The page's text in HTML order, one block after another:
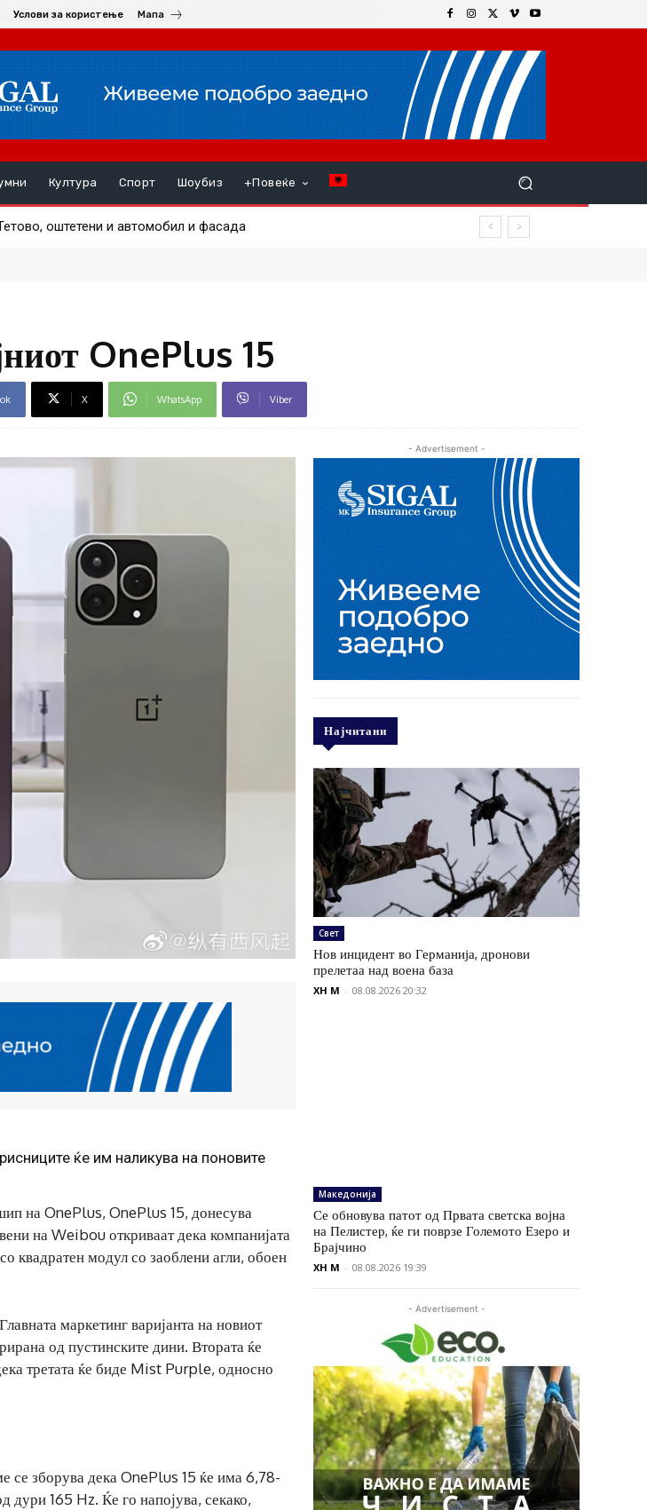
Услови за користење Мапа
Култура Спорт Шоубиз +Повеќе
над воена база
оштетени и автомобил и фасада
OnePlus 15
X WhatsApp Viber
ќе им наликува на поновите
на OnePlus, OnePlus 15, донесува
на Weibou откриваат дека компанијата
квадратен модул со заоблени агли, обоен
маркетинг варијанта на новиот
од пустинските дини. Втората ќе
третата ќе биде Mist Purple, односно
се зборува дека OnePlus 15 ќе има 6,78-
дури 165 Hz. Ќе го напојува, секако,
- Advertisement -
Најчитани
Свет
Нов инцидент во Германија, дронови
прелетаа над воена база
XH M - 08.08.2026 20:32
Македонија
Се обновува патот од Првата светска војна
на Пелистер, ќе ги поврзе Големото Езеро и
Брајчино
XH M - 08.08.2026 19:39
- Advertisement -